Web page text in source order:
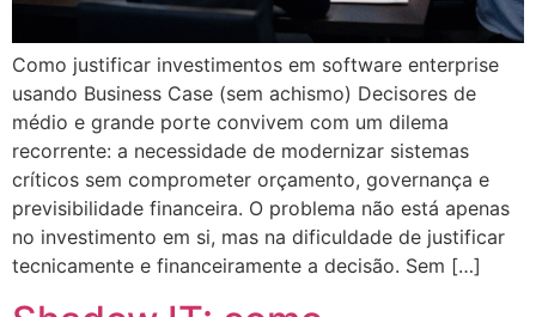
Como justificar investimentos em software enterprise
usando Business Case (sem achismo) Decisores de
médio e grande porte convivem com um dilema
recorrente: a necessidade de modernizar sistemas
críticos sem comprometer orçamento, governança e
previsibilidade financeira. O problema não está apenas
no investimento em si, mas na dificuldade de justificar
tecnicamente e financeiramente a decisão. Sem […]